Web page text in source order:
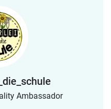
Ambassador